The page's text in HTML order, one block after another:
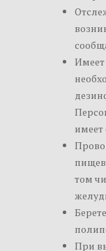
Имеет
том
При